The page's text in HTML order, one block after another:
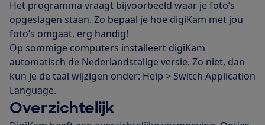
Het programma vraagt bijvoorbeeld waar je foto’s
opgeslagen staan. Zo bepaal je hoe digiKam met jou
foto’s omgaat, erg handig!
Op sommige computers installeert digiKam
automatisch de Nederlandstalige versie. Zo niet, dan
kun je de taal wijzigen onder: Help > Switch Application
Language.
Overzichtelijk